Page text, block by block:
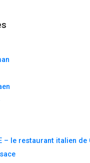
– le restaurant italien de